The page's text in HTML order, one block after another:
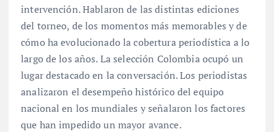
intervención. Hablaron de las distintas ediciones
del torneo, de los momentos más memorables y de
cómo ha evolucionado la cobertura periodística a lo
largo de los años. La selección Colombia ocupó un
lugar destacado en la conversación. Los periodistas
analizaron el desempeño histórico del equipo
nacional en los mundiales y señalaron los factores
que han impedido un mayor avance.